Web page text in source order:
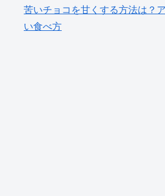
苦いチョコを甘くする方法は？
い食べ方